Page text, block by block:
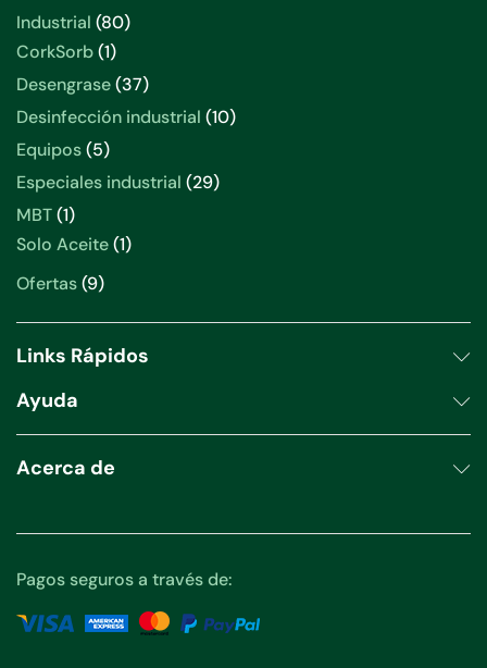
Industrial 8080
CorkSorb 11
producto
Desengrase 3737
productos
Desinfección industrial 1010
Equipos 55
productos
Especiales industrial 2929
MBT 11
producto
Solo Aceite 11
Ofertas 99
Links Rápidos
Ayuda
Acerca de
Pagos seguros a través de: